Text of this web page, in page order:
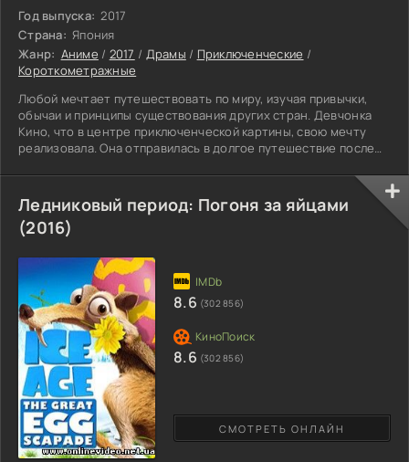
Год выпуска: 2017
Страна: Япония
Жанр: Аниме / 2017 / Драмы / Приключенческие /
Короткометражные
Любой мечтает путешествовать по миру, изучая привычки,
обычаи и принципы существования других стран. Девчонка
Кино, что в центре приключенческой картины, свою мечту
реализовала. Она отправилась в долгое путешествие после
Она постоянно находится в странствиях. Причем, в каждом
месте Кино не бывает три дня. Ездит на мотоцикле с именем
Гермес. Кино передвигается от города к городу, наблюдает
за происходящими событиями, анализирует их, а
Ледниковый период: Погоня за яйцами
(2016)
СМОТРЕТЬ ОНЛАЙН
8.6 (302 856)
8.6 (302 856)